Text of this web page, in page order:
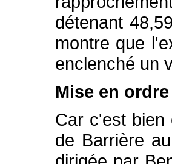
détenant
montre que
enclenché un
Mise en ordre
Car c'est bien
de Barrière